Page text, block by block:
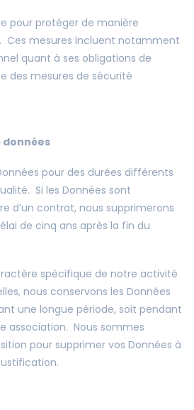
pour protéger de manière
Ces mesures incluent notamment
quant à ses obligations de
des mesures de sécurité
données
pour des durées différents
Si les Données sont
d’un contrat, nous supprimerons
de cinq ans après la fin du
spécifique de notre activité
nous conservons les Données
une longue période, soit pendant
association. Nous sommes
pour supprimer vos Données à